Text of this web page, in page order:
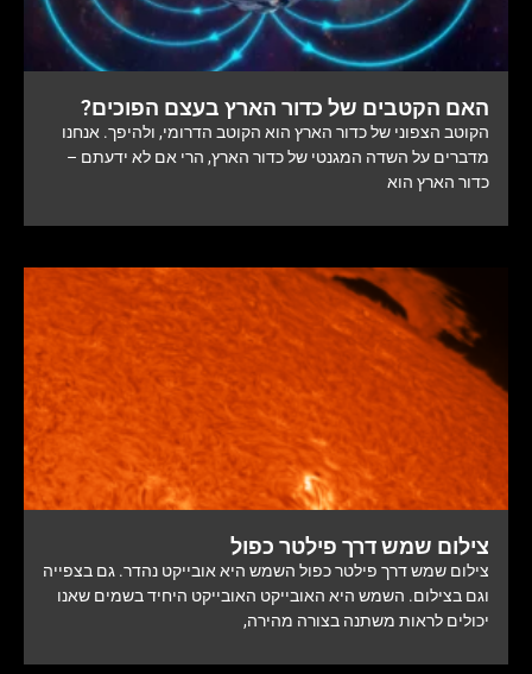
האם הקטבים של כדור הארץ בעצם הפוכים?
הקוטב הצפוני של כדור הארץ הוא הקוטב הדרומי, ולהיפך. אנחנו
מדברים על השדה המגנטי של כדור הארץ, הרי אם לא ידעתם –
כדור הארץ הוא
צילום שמש דרך פילטר כפול
צילום שמש דרך פילטר כפול השמש היא אובייקט נהדר. גם בצפייה
וגם בצילום. השמש היא האובייקט האובייקט היחיד בשמים שאנו
יכולים לראות משתנה בצורה מהירה,